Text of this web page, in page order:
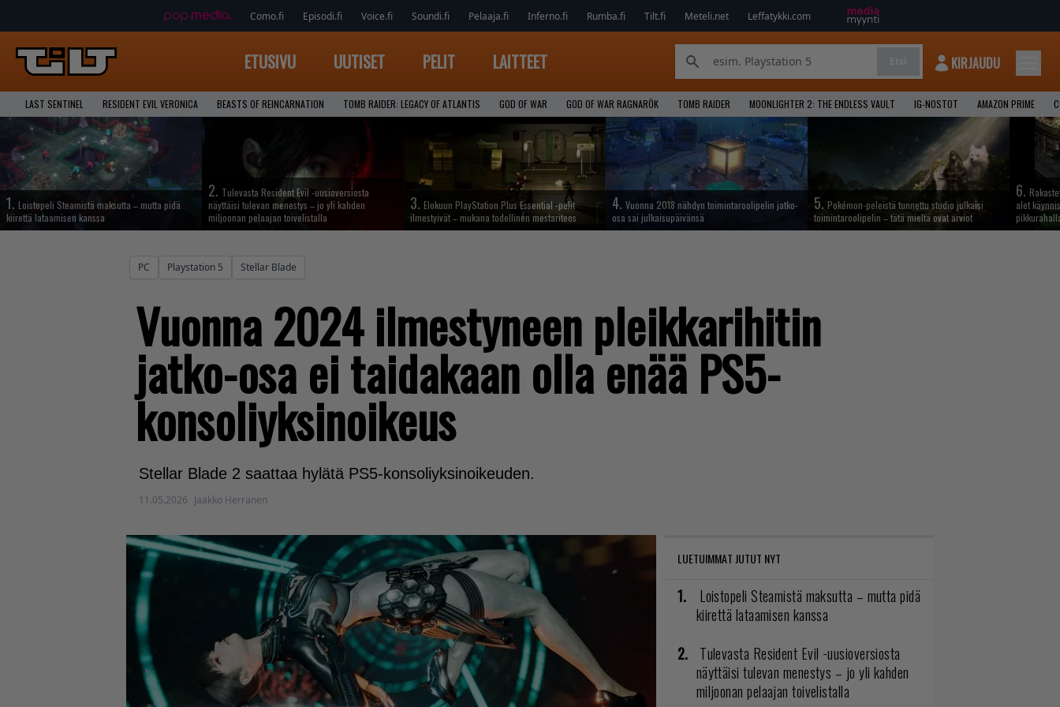
Como.fi Episodi.fi Voice.fi Soundi.fi Pelaaja.fi Inferno.fi Rumba.fi Tilt.fi Meteli.net Leffatykki.com
ETUSIVU UUTISET PELIT LAITTEET KIRJAUDU
LAST SENTINEL RESIDENT EVIL VERONICA BEASTS OF REINCARNATION TOMB RAIDER: LEGACY OF ATLANTIS GOD OF WAR GOD OF WAR RAGNARÖK TOMB RAIDER MOONLIGHTER 2: THE ENDLESS VAULT IG-NOSTOT AMAZON PRIME
1. Loistopeli Steamistä maksutta – mutta pidä
kiirettä lataamisen kanssa
2. Tulevasta Resident Evil -uusioversiosta
näyttäisi tulevan menestys – jo yli kahden
miljoonan pelaajan toivelistalla
3. Elokuun PlayStation Plus Essential -pelit
ilmestyivät – mukana todellinen mestariteos
4. Vuonna 2018 nähdyn toimintaroolipelin jatko-
osa sai julkaisupäivänsä
5. Pokémon-peleistä tunnettu studio julkaisi
toimintaroolipelin – tätä mieltä ovat arviot
6.
alet
PC Playstation 5 Stellar Blade
Vuonna 2024 ilmestyneen pleikkarihitin
jatko-osa ei taidakaan olla enää PS5-
konsoliyksinoikeus
Stellar Blade 2 saattaa hylätä PS5-konsoliyksinoikeuden.
11.05.2026 Jaakko Herranen
LUETUIMMAT JUTUT NYT
Loistopeli Steamistä maksutta – mutta pidä
kiirettä lataamisen kanssa
Tulevasta Resident Evil -uusioversiosta
näyttäisi tulevan menestys – jo yli kahden
miljoonan pelaajan toivelistalla